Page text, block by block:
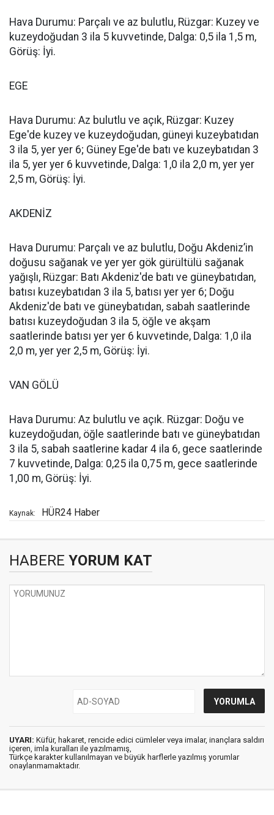
Hava Durumu: Parçalı ve az bulutlu, Rüzgar: Kuzey ve
kuzeydoğudan 3 ila 5 kuvvetinde, Dalga: 0,5 ila 1,5 m,
Görüş: İyi.
EGE
Hava Durumu: Az bulutlu ve açık, Rüzgar: Kuzey
Ege'de kuzey ve kuzeydoğudan, güneyi kuzeybatıdan
3 ila 5, yer yer 6; Güney Ege'de batı ve kuzeybatıdan 3
ila 5, yer yer 6 kuvvetinde, Dalga: 1,0 ila 2,0 m, yer yer
2,5 m, Görüş: İyi.
AKDENİZ
Hava Durumu: Parçalı ve az bulutlu, Doğu Akdeniz’in
doğusu sağanak ve yer yer gök gürültülü sağanak
yağışlı, Rüzgar: Batı Akdeniz'de batı ve güneybatıdan,
batısı kuzeybatıdan 3 ila 5, batısı yer yer 6; Doğu
Akdeniz'de batı ve güneybatıdan, sabah saatlerinde
batısı kuzeydoğudan 3 ila 5, öğle ve akşam
saatlerinde batısı yer yer 6 kuvvetinde, Dalga: 1,0 ila
2,0 m, yer yer 2,5 m, Görüş: İyi.
VAN GÖLÜ
Hava Durumu: Az bulutlu ve açık. Rüzgar: Doğu ve
kuzeydoğudan, öğle saatlerinde batı ve güneybatıdan
3 ila 5, sabah saatlerine kadar 4 ila 6, gece saatlerinde
7 kuvvetinde, Dalga: 0,25 ila 0,75 m, gece saatlerinde
1,00 m, Görüş: İyi.
Kaynak: HÜR24 Haber
HABERE YORUM KAT
UYARI: Küfür, hakaret, rencide edici cümleler veya imalar, inançlara saldırı
içeren, imla kuralları ile yazılmamış,
Türkçe karakter kullanılmayan ve büyük harflerle yazılmış yorumlar
onaylanmamaktadır.